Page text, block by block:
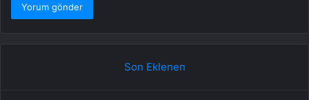
Son Eklenen